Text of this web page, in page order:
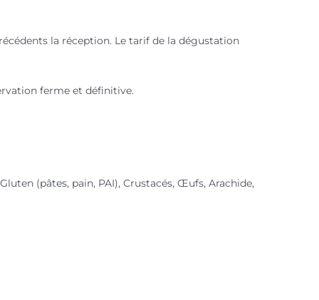
la réception. Le tarif de la dégustation
ferme et définitive.
(pâtes, pain, PAI), Crustacés, Œufs, Arachide,